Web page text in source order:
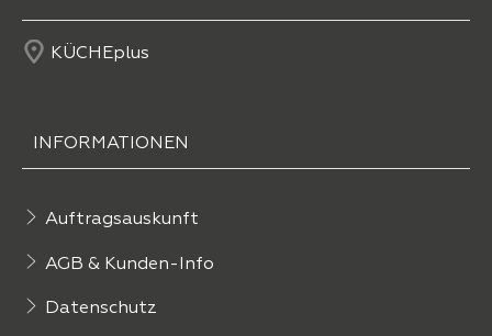
KÜCHEplus
INFORMATIONEN
Auftragsauskunft
AGB & Kunden-Info
Datenschutz